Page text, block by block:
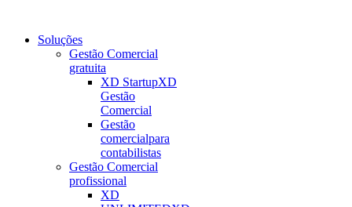
Soluções
Gestão Comercial
gratuita
XD StartupXD
Gestão
Comercial
Gestão
comercialpara
contabilistas
Gestão Comercial
profissional
XD